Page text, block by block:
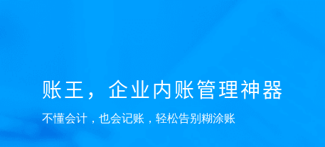
账王，企业内账管理神器
不懂会计，也会记账，轻松告别糊涂账